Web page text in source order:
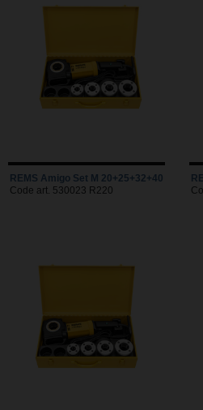
REMS Amigo Set M 20+25+32+40
Code art. 530023 R220